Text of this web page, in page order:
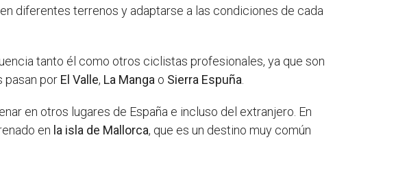
diferentes terrenos y adaptarse a las condiciones de cada
tanto él como otros ciclistas profesionales, ya que son
pasan por El Valle, La Manga o Sierra Espuña
en otros lugares de España e incluso del extranjero. En
en la isla de Mallorca, que es un destino muy común